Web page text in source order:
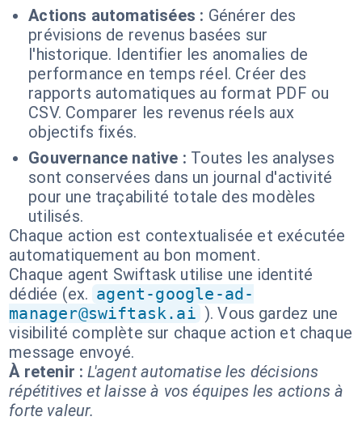
Actions automatisées : Générer des
prévisions de revenus basées sur
l'historique. Identifier les anomalies de
performance en temps réel. Créer des
rapports automatiques au format PDF ou
CSV. Comparer les revenus réels aux
objectifs fixés.
Gouvernance native : Toutes les analyses
sont conservées dans un journal d'activité
pour une traçabilité totale des modèles
utilisés.
Chaque action est contextualisée et exécutée
automatiquement au bon moment.
Chaque agent Swiftask utilise une identité
dédiée (ex. agent-google-ad-
manager@swiftask.ai ). Vous gardez une
visibilité complète sur chaque action et chaque
message envoyé.
À retenir : L'agent automatise les décisions
répétitives et laisse à vos équipes les actions à
forte valeur.